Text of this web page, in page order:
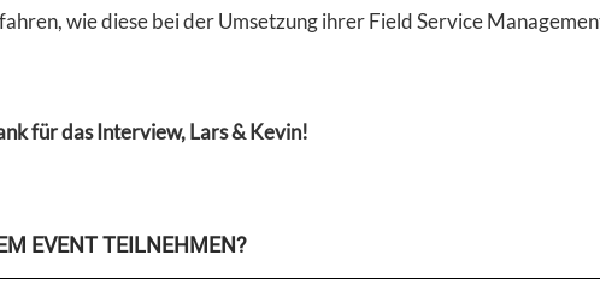
wie diese bei der Umsetzung ihrer Field Service
für das Interview, Lars & Kevin!
EVENT TEILNEHMEN?